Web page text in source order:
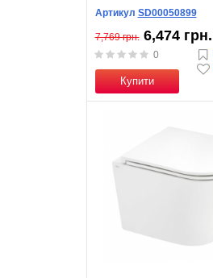
Артикул SD00050899
7,769 грн. 6,474 грн.
0
Купити